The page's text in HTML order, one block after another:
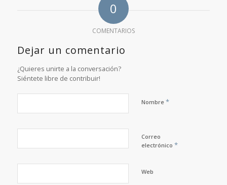
0
COMENTARIOS
Dejar un comentario
¿Quieres unirte a la conversación?
Siéntete libre de contribuir!
Nombre *
Correo
electrónico *
Web